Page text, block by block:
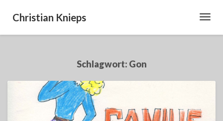
Christian Knieps
Schlagwort: Gon